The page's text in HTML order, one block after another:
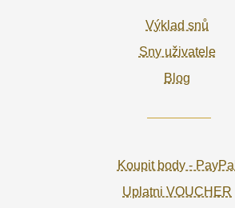
Výklad snů
Sny uživatele
Blog
Koupit body - PayPal
Uplatni VOUCHER